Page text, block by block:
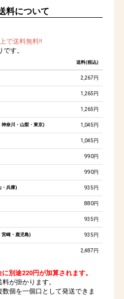
料について
で送料無料!!
す。
送料(税込)
2,267円
1,265円
1,265円
奈川・山梨・東京) 1,045円
1,045円
990円
990円
・兵庫) 935円
880円
935円
宮崎・鹿児島) 935円
2,487円
別途220円が加算されます。
が掛かります。
個を一個口として発送できま